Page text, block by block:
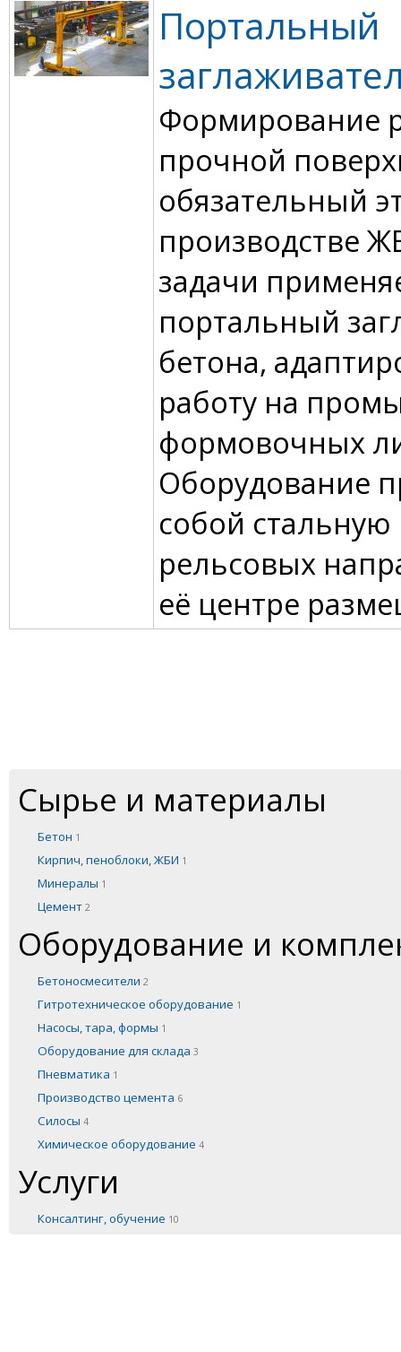
Портальный
Формирование
прочной
обязательный
производстве
задачи
портальный
бетона,
работу на
формовочных
Оборудование
собой стальную
рельсовых
её центре
Сырье и материалы
Бетон 1
Кирпич, пеноблоки, ЖБИ 1
Минералы 1
Цемент 2
Оборудование и
Бетоносмесители 2
Гитротехническое оборудование 1
Насосы, тара, формы 1
Оборудование для склада 3
Пневматика 1
Производство цемента 6
Силосы 4
Химическое оборудование 4
Услуги
Консалтинг, обучение 10